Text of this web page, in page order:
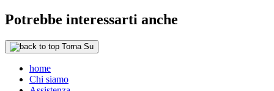
Potrebbe interessarti anche
Torna Su
home
Chi siamo